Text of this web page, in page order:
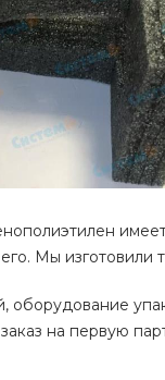
Мы изготовили
оборудование
на первую